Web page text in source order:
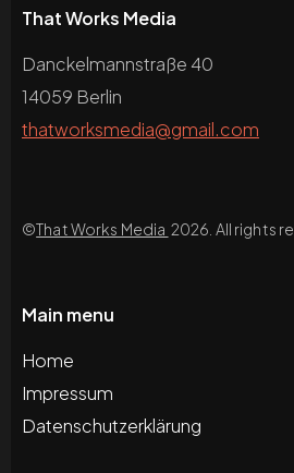
That Works Media
Danckelmannstraße 40
14059 Berlin
thatworksmedia@gmail.com
©That Works Media 2026. All rights
Main menu
Home
Impressum
Datenschutzerklärung